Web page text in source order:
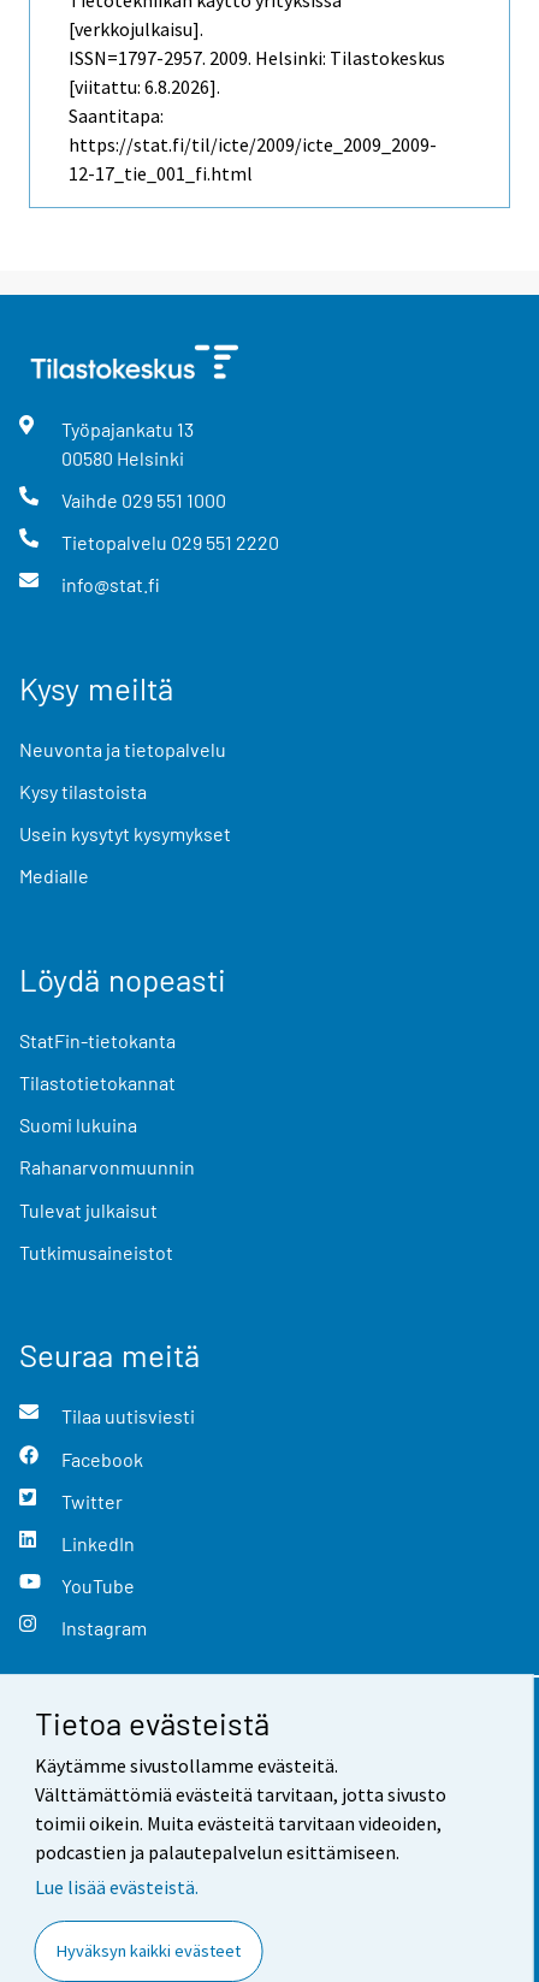
Tietoa evästeistä
Käytämme sivustollamme evästeitä.
Välttämättömiä evästeitä tarvitaan, jotta sivusto
toimii oikein. Muita evästeitä tarvitaan videoiden,
podcastien ja palautepalvelun esittämiseen.
Lue lisää evästeistä.
Hyväksyn kaikki evästeet
[verkkojulkaisu].
ISSN=1797-2957. 2009. Helsinki: Tilastokeskus
[viitattu: 6.8.2026].
Saantitapa:
https://stat.fi/til/icte/2009/icte_2009_2009-
12-17_tie_001_fi.html
Työpajankatu 13
00580 Helsinki
Vaihde 029 551 1000
Tietopalvelu 029 551 2220
info@stat.fi
Kysy meiltä
Neuvonta ja tietopalvelu
Kysy tilastoista
Usein kysytyt kysymykset
Medialle
Löydä nopeasti
StatFin-tietokanta
Tilastotietokannat
Suomi lukuina
Rahanarvonmuunnin
Tulevat julkaisut
Tutkimusaineistot
Seuraa meitä
Tilaa uutisviesti
Facebook
Twitter
LinkedIn
YouTube
Instagram
Yhteystiedot
Palaute
Käyttöehdot
Saavutettavuus
Tietoa sivustosta